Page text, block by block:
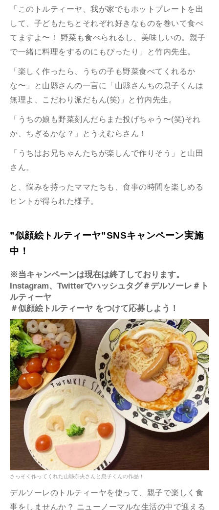
「このトルティーヤ、我が家でもホットプレートを出
して、子どもたちとそれぞれ好きなものを巻いて食べ
てますよ〜！ 野菜も食べられるし、美味しいの。親子
で一緒に料理をするのにもぴったり」と竹内先生。
「楽しく作ったら、うちの子も野菜食べてくれるか
な〜」と山縣さんの一言に「山縣さんちの息子くんは
無理よ、こだわり派だもん(笑)」と竹内先生。
「うちの娘も野菜刻んだらまた投げちゃう〜(笑)それ
か、ちぎるかな？」とうえむらさん！
「うちはお兄ちゃんたちが楽しんで作りそう」と山田
さん。
と、悩みを持ったママたちも、食事の時間を楽しめる
ヒントが得られた様子。
”似顔絵トルティーヤ”SNSキャンペーン実施
中！
※当キャンペーンは現在は終了しております。
Instagram、Twitterでハッシュタグ＃デルソーレ＃ト
ルティーヤ
＃似顔絵トルティーヤ をつけて応募しよう！
さっそく作ってくれた山縣奈央さんと息子くんの作品！
デルソーレのトルティーヤを使って、親子で楽しく食
事をしませんか？ ニューノーマルな生活の中で迎える